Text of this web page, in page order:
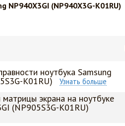
NP940X3GI (NP940X3G-K01RU)
ноутбука Samsung
K01RU) Узнать больше
экрана на ноутбуке
(NP905S3G-K01RU)